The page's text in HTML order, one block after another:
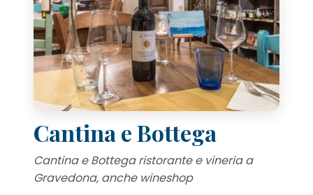
Cantina e Bottega
Cantina e Bottega ristorante e vineria a
Gravedona, anche wineshop